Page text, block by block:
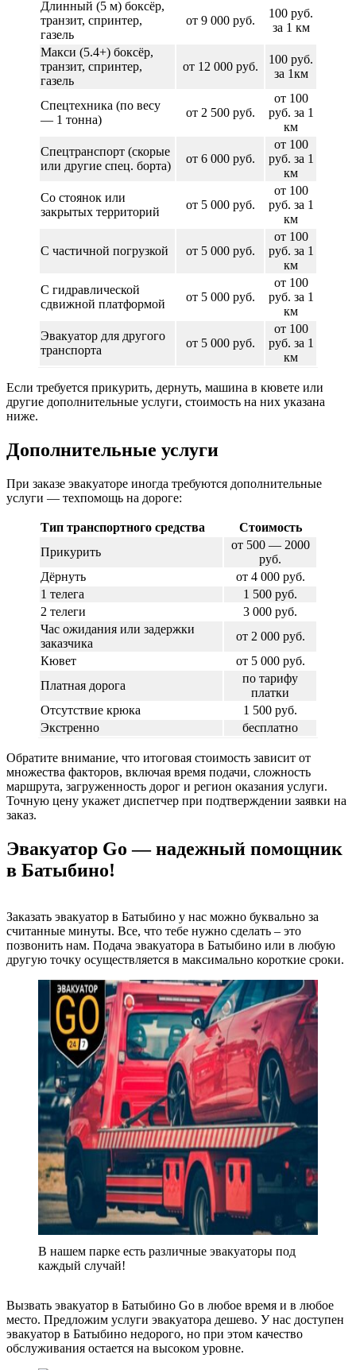
Длинный (5 м) боксёр,
транзит, спринтер,
газель
от 9 000 руб.
100 руб.
за 1 км
Макси (5.4+) боксёр,
транзит, спринтер,
газель
от 12 000 руб.
100 руб.
за 1км
Спецтехника (по весу
— 1 тонна)
от 2 500 руб.
от 100
руб. за 1
км
Спецтранспорт (скорые
или другие спец. борта)
от 6 000 руб.
от 100
руб. за 1
км
Со стоянок или
закрытых территорий
от 5 000 руб.
от 100
руб. за 1
км
С частичной погрузкой от 5 000 руб.
от 100
руб. за 1
км
С гидравлической
сдвижной платформой
от 5 000 руб.
от 100
руб. за 1
км
Эвакуатор для другого
транспорта
от 5 000 руб.
от 100
руб. за 1
км
Если требуется прикурить, дернуть, машина в кювете или
другие дополнительные услуги, стоимость на них указана
ниже.
Дополнительные услуги
При заказе эвакуаторе иногда требуются дополнительные
услуги — техпомощь на дороге:
Тип транспортного средства
Стоимость
Прикурить
от 500 — 2000
руб.
Дёрнуть
от 4 000 руб.
1 телега
1 500 руб.
2 телеги
3 000 руб.
Час ожидания или задержки
заказчика
от 2 000 руб.
Кювет
от 5 000 руб.
Платная дорога
по тарифу
платки
Отсутствие крюка
1 500 руб.
Экстренно
бесплатно
Обратите внимание, что итоговая стоимость зависит от
множества факторов, включая время подачи, сложность
маршрута, загруженность дорог и регион оказания услуги.
Точную цену укажет диспетчер при подтверждении заявки на
заказ.
Эвакуатор Go — надежный помощник
в Батыбино!
Заказать эвакуатор в Батыбино у нас можно буквально за
считанные минуты. Все, что тебе нужно сделать – это
позвонить нам. Подача эвакуатора в Батыбино или в любую
другую точку осуществляется в максимально короткие сроки.
В нашем парке есть различные эвакуаторы под
каждый случай!
Вызвать эвакуатор в Батыбино Go в любое время и в любое
место. Предложим услуги эвакуатора дешево. У нас доступен
эвакуатор в Батыбино недорого, но при этом качество
обслуживания остается на высоком уровне.